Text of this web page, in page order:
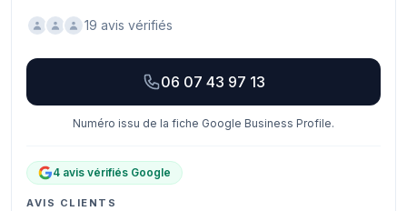
19 avis vérifiés
06 07 43 97 13
Numéro issu de la fiche Google Business Profile.
4 avis vérifiés Google
AVIS CLIENTS